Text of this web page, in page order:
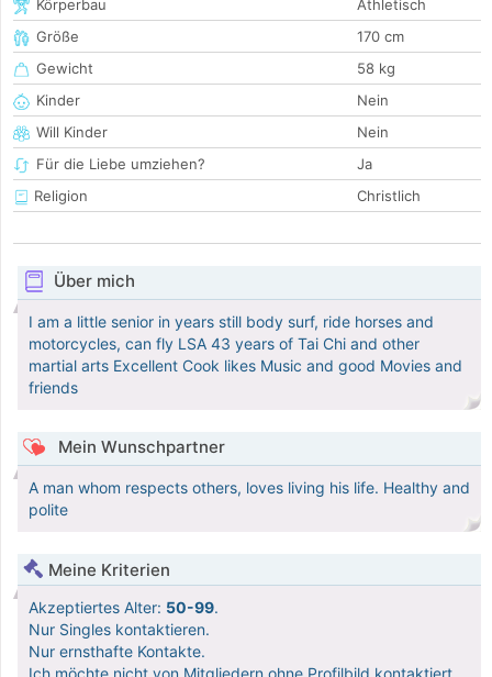
Körperbau
Athletisch
Größe
170 cm
Gewicht
58 kg
Kinder
Nein
Will Kinder
Nein
Für die Liebe umziehen?
Ja
Religion
Christlich
Über mich
I am a little senior in years still body surf, ride horses and
motorcycles, can fly LSA 43 years of Tai Chi and other
martial arts Excellent Cook likes Music and good Movies and
friends
Mein Wunschpartner
A man whom respects others, loves living his life. Healthy and
polite
Meine Kriterien
Akzeptiertes Alter: 50-99.
Nur Singles kontaktieren.
Nur ernsthafte Kontakte.